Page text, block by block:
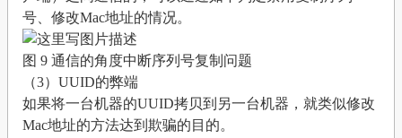
号、修改Mac地址的情况。
图 9 通信的角度中断序列号复制问题
（3）UUID的弊端
如果将一台机器的UUID拷贝到另一台机器，就类似修改
Mac地址的方法达到欺骗的目的。